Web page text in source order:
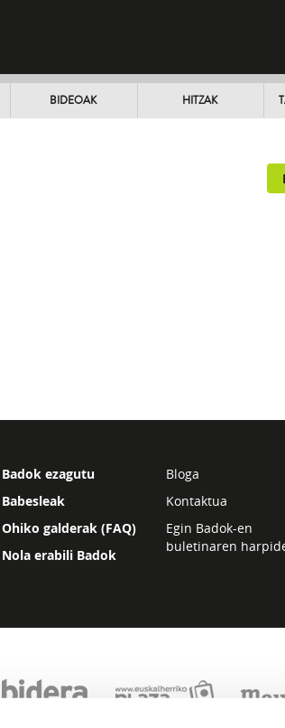
BIDEOAK HITZAK
Badok ezagutu
Babesleak
Ohiko galderak (FAQ)
Nola erabili Badok
Bloga
Kontaktua
Egin Badok-en
buletinaren